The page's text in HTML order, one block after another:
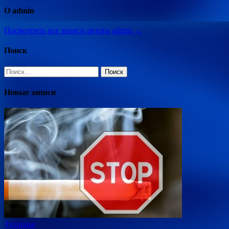
О admin
Посмотреть все записи автора admin →
Поиск
Найти:
Новые записи
Здоровье